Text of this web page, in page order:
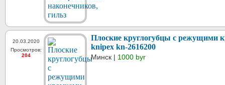
20.03.2020
Просмотров:
204
Плоские круглогубцы с режущими
knipex kn-2616200
Минск | 1000 byr